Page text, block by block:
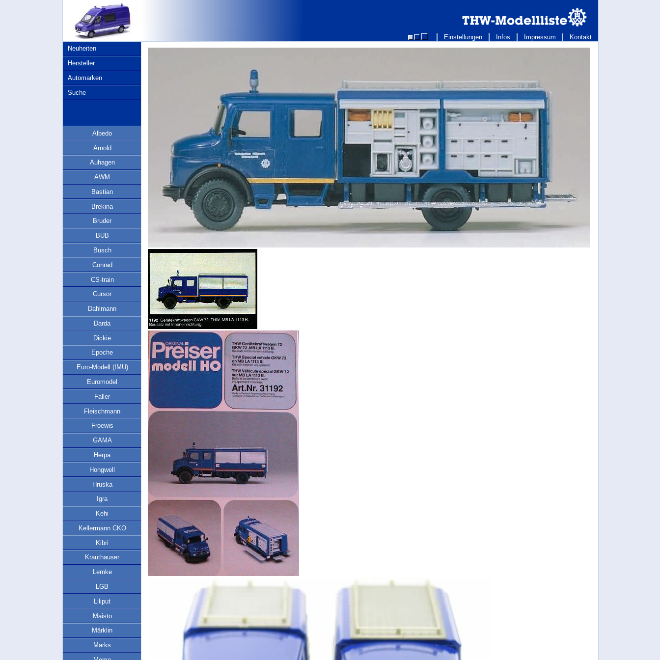
Einstellungen Infos Impressum
Kontakt
Neuheiten
Hersteller
Automarken
Suche
Albedo
Arnold
Auhagen
AWM
Bastian
Brekina
Bruder
BUB
Busch
Conrad
CS-train
Cursor
Dahlmann
Darda
Dickie
Epoche
Euro-Modell (IMU)
Euromodel
Faller
Fleischmann
Froewis
GAMA
Herpa
Hongwell
Hruska
Igra
Kehi
Kellermann CKO
Kibri
Krauthauser
Lemke
LGB
Liliput
Maisto
Märklin
Marks